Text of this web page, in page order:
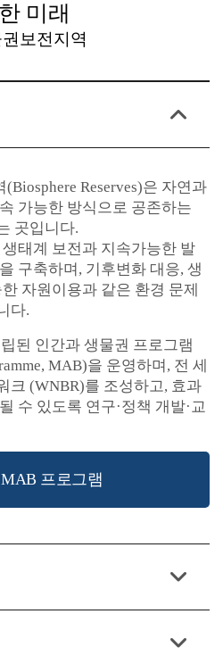
미래
보전지역
Reserves)은 자연과
가능한 방식으로 공존하는
곳입니다.
태계 보전과 지속가능한 발
구축하며, 기후변화 대응, 생
자원이용과 같은 환경 문제
다.
된 인간과 생물권 프로그램
MAB)을 운영하며, 전 세
크 (WNBR)를 조성하고, 효과
수 있도록 연구·정책 개발·교
프로그램